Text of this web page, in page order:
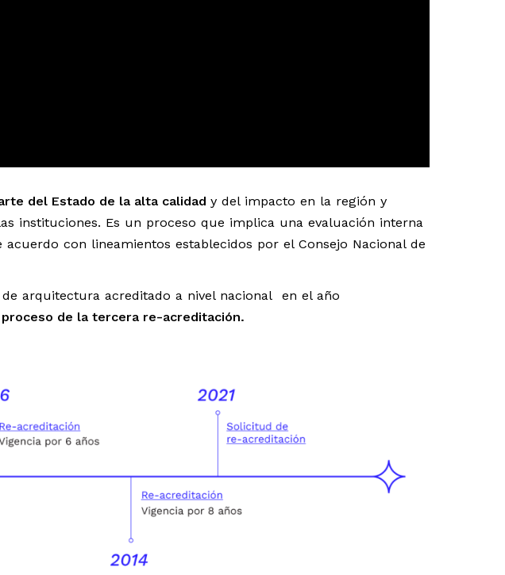
del Estado de la alta calidad y del impacto en la región y
instituciones. Es un proceso que implica una evaluación interna
con lineamientos establecidos por el Consejo Nacional de
arquitectura acreditado a nivel nacional en el año
de la tercera re-acreditación.